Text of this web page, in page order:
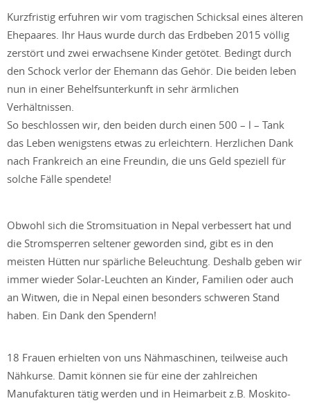
Kurzfristig erfuhren wir vom tragischen Schicksal eines älteren
Ehepaares. Ihr Haus wurde durch das Erdbeben 2015 völlig
zerstört und zwei erwachsene Kinder getötet. Bedingt durch
den Schock verlor der Ehemann das Gehör. Die beiden leben
nun in einer Behelfsunterkunft in sehr ärmlichen
Verhältnissen.
So beschlossen wir, den beiden durch einen 500 – l – Tank
das Leben wenigstens etwas zu erleichtern. Herzlichen Dank
nach Frankreich an eine Freundin, die uns Geld speziell für
solche Fälle spendete!
Obwohl sich die Stromsituation in Nepal verbessert hat und
die Stromsperren seltener geworden sind, gibt es in den
meisten Hütten nur spärliche Beleuchtung. Deshalb geben wir
immer wieder Solar-Leuchten an Kinder, Familien oder auch
an Witwen, die in Nepal einen besonders schweren Stand
haben. Ein Dank den Spendern!
18 Frauen erhielten von uns Nähmaschinen, teilweise auch
Nähkurse. Damit können sie für eine der zahlreichen
Manufakturen tätig werden und in Heimarbeit z.B. Moskito-